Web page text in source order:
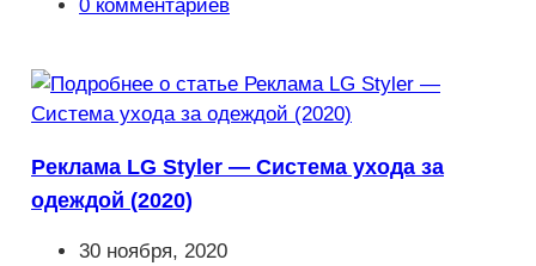
0 комментариев
Реклама LG Styler — Система ухода за
одеждой (2020)
Запись
30 ноября, 2020